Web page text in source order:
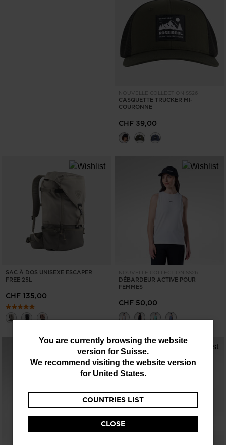
You
are
website
version
You are currently browsing the website
version for Suisse.
We recommend visiting the website version
for United States.
COUNTRIES LIST
CLOSE
NOUVELLE COLLECTION SS26
CASQUETTE TRUCKER MI-
COURONNE
CHF 39,00
SAC À DOS UNISEXE ESCAPER
FREE 25L
CHF 135,00
NOUVELLE COLLECTION SS26
DÉBARDEUR ACTIVE POUR
FEMMES
CHF 50,00